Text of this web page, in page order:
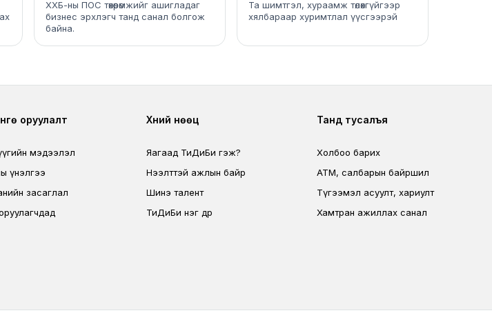
ХХБ-ны ПОС төхөөрөмжийг ашигладаг
бизнес эрхлэгч танд санал болгож
байна.
Та шимтгэл, хураамж төлөхгүйгээр
хялбараар хуримтлал үүсгээрэй
third
оруулалт
мэдээлэл
үнэлгээ
засаглал
оруулагчдад
Footer second
Хүний нөөц
Яагаад ТиДиБи гэж?
Нээлттэй ажлын байр
Шинэ талент
ТиДиБи нэг өдөр
Footer fourth
Танд тусалъя
Холбоо барих
ATM, салбарын байршил
Түгээмэл асуулт, хариулт
Хамтран ажиллах санал